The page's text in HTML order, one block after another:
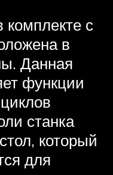
комплекте с
в
Данная
функции
станка
который
для